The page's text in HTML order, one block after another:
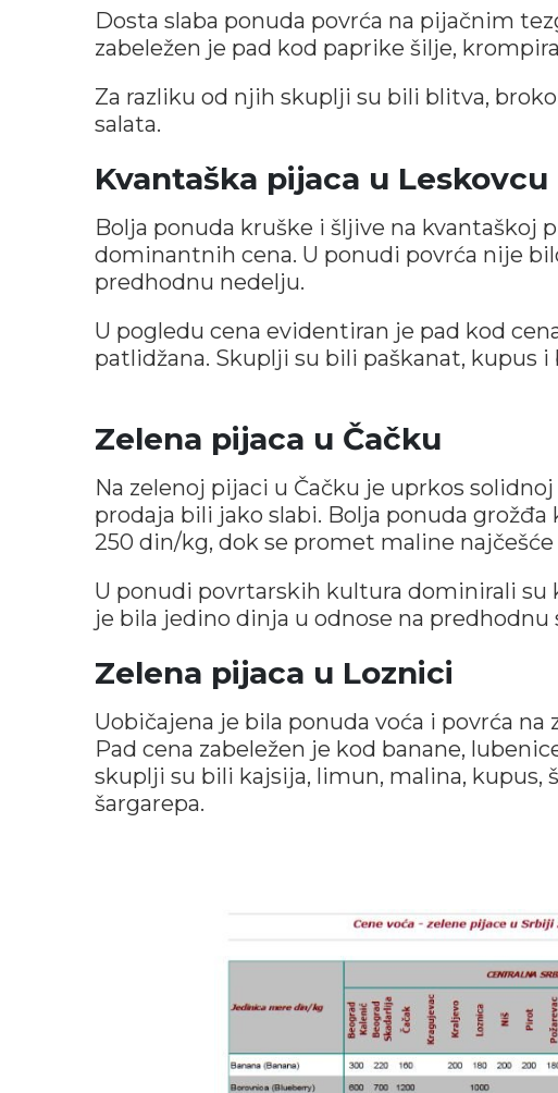
Dosta slaba ponuda povrća na pijačnim
zabeležen je pad kod paprike šilje,
Za razliku od njih skuplji su bili blitva,
salata.
Kvantaška pijaca u Leskovcu
Bolja ponuda kruške i šljive na kvantaškoj
dominantnih cena. U ponudi povrća nije
predhodnu nedelju.
U pogledu cena evidentiran je pad kod
patlidžana. Skuplji su bili paškanat, kupus i
Zelena pijaca u Čačku
Na zelenoj pijaci u Čačku je uprkos
prodaja bili jako slabi. Bolja ponuda
250 din/kg, dok se promet maline
U ponudi povrtarskih kultura dominirali su
je bila jedino dinja u odnose na predhodnu
Zelena pijaca u Loznici
Uobičajena je bila ponuda voća i povrća
Pad cena zabeležen je kod banane,
skuplji su bili kajsija, limun, malina, kupus,
šargarepa.